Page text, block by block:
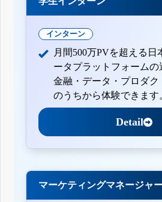
インターン
月間500万PVを超える日
ータプラットフォームの
金融・データ・プロダク
のうちから体験できます
Detail
マーケティングマネージャ